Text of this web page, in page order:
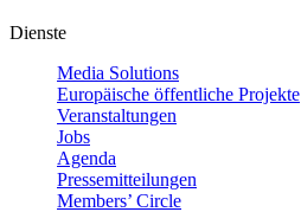
Dienste
Media Solutions
Europäische öffentliche Projekte
Veranstaltungen
Jobs
Agenda
Pressemitteilungen
Members’ Circle